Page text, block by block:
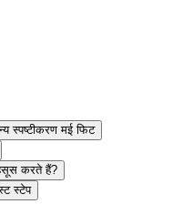
स्पष्टीकरण मई फिट
करते हैं?
स्टेप